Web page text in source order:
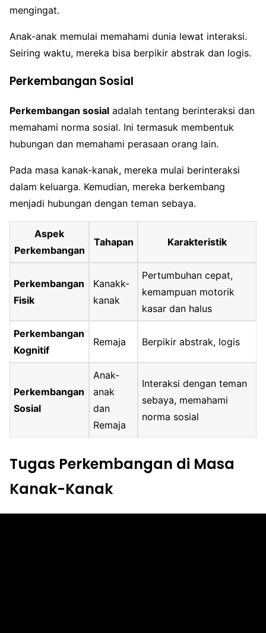
mengingat.
Anak-anak memulai memahami dunia lewat interaksi.
Seiring waktu, mereka bisa berpikir abstrak dan logis.
Perkembangan Sosial
Perkembangan sosial adalah tentang berinteraksi dan
memahami norma sosial. Ini termasuk membentuk
hubungan dan memahami perasaan orang lain.
Pada masa kanak-kanak, mereka mulai berinteraksi
dalam keluarga. Kemudian, mereka berkembang
menjadi hubungan dengan teman sebaya.
Aspek
Perkembangan
Tahapan Karakteristik
Perkembangan
Fisik
Kanakk-
kanak
Pertumbuhan cepat,
kemampuan motorik
kasar dan halus
Perkembangan
Kognitif
Remaja Berpikir abstrak, logis
Perkembangan
Sosial
Anak-
anak
dan
Remaja
Interaksi dengan teman
sebaya, memahami
norma sosial
Tugas Perkembangan di Masa
Kanak-Kanak